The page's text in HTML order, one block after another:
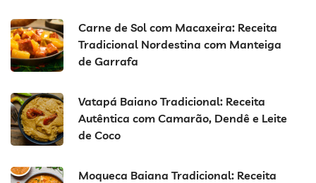
Carne de Sol com Macaxeira: Receita
Tradicional Nordestina com Manteiga
de Garrafa
Vatapá Baiano Tradicional: Receita
Autêntica com Camarão, Dendê e Leite
de Coco
Moqueca Baiana Tradicional: Receita